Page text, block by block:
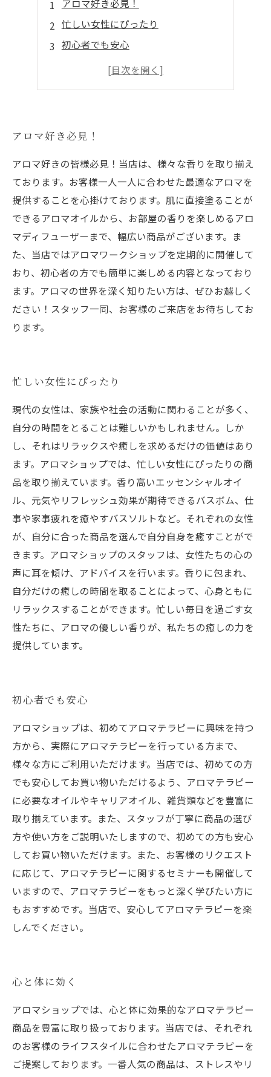
アロマ好き必見！
忙しい女性にぴったり
初心者でも安心
心と体に効く
アロマ好き必見！
アロマ好きの皆様必見！当店は、様々な香りを取り揃え
ております。お客様一人一人に合わせた最適なアロマを
提供することを心掛けております。肌に直接塗ることが
できるアロマオイルから、お部屋の香りを楽しめるアロ
マディフューザーまで、幅広い商品がございます。ま
た、当店ではアロマワークショップを定期的に開催して
おり、初心者の方でも簡単に楽しめる内容となっており
ます。アロマの世界を深く知りたい方は、ぜひお越しく
ださい！スタッフ一同、お客様のご来店をお待ちしてお
ります。
忙しい女性にぴったり
現代の女性は、家族や社会の活動に関わることが多く、
自分の時間をとることは難しいかもしれません。しか
し、それはリラックスや癒しを求めるだけの価値はあり
ます。アロマショップでは、忙しい女性にぴったりの商
品を取り揃えています。香り高いエッセンシャルオイ
ル、元気やリフレッシュ効果が期待できるバスボム、仕
事や家事疲れを癒やすバスソルトなど。それぞれの女性
が、自分に合った商品を選んで自分自身を癒すことがで
きます。アロマショップのスタッフは、女性たちの心の
声に耳を傾け、アドバイスを行います。香りに包まれ、
自分だけの癒しの時間を取ることによって、心身ともに
リラックスすることができます。忙しい毎日を過ごす女
性たちに、アロマの優しい香りが、私たちの癒しの力を
提供しています。
初心者でも安心
アロマショップは、初めてアロマテラピーに興味を持つ
方から、実際にアロマテラピーを行っている方まで、
様々な方にご利用いただけます。当店では、初めての方
でも安心してお買い物いただけるよう、アロマテラピー
に必要なオイルやキャリアオイル、雑貨類などを豊富に
取り揃えています。また、スタッフが丁寧に商品の選び
方や使い方をご説明いたしますので、初めての方も安心
してお買い物いただけます。また、お客様のリクエスト
に応じて、アロマテラピーに関するセミナーも開催して
いますので、アロマテラピーをもっと深く学びたい方に
もおすすめです。当店で、安心してアロマテラピーを楽
しんでください。
心と体に効く
アロマショップでは、心と体に効果的なアロマテラピー
商品を豊富に取り扱っております。当店では、それぞれ
のお客様のライフスタイルに合わせたアロマテラピーを
ご提案しております。一番人気の商品は、ストレスやリ